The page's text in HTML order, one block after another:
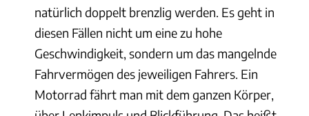
natürlich doppelt brenzlig werden. Es geht in
diesen Fällen nicht um eine zu hohe
Geschwindigkeit, sondern um das mangelnde
Fahrvermögen des jeweiligen Fahrers. Ein
Motorrad fährt man mit dem ganzen Körper,